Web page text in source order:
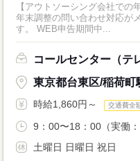
【アウトソーシング会社で
年末調整の問い合わせ対応が
す。 WEB申告期間中...
コールセンター（テ
東京都台東区/稲荷町
時給1,860円～ 交通費全
9：00〜18：00（実働
土曜日 日曜日 祝日